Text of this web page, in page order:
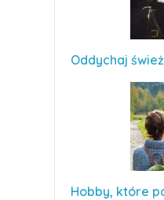
Oddychaj
Hobby, które